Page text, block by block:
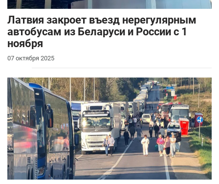
Латвия закроет въезд нерегулярным
автобусам из Беларуси и России с 1
ноября
07 октября 2025